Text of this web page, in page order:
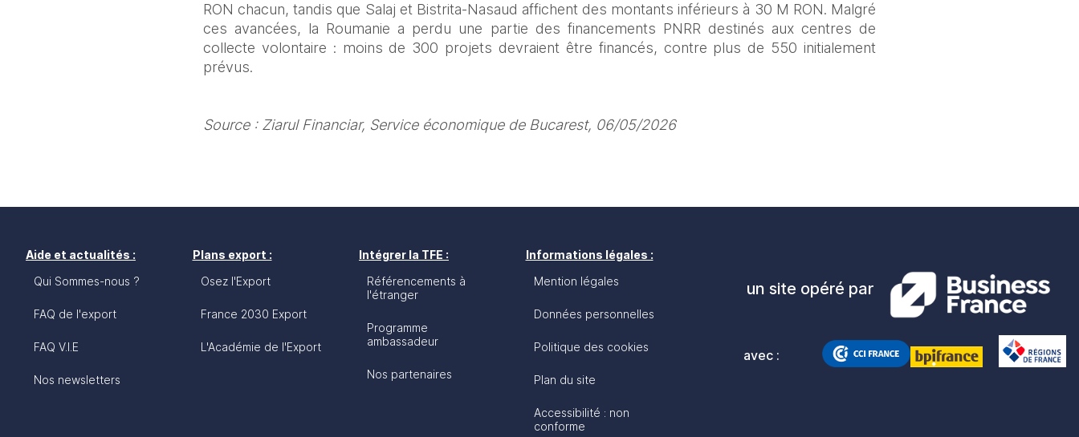
RON chacun, tandis que Salaj et Bistrita-Nasaud affichent des montants inférieurs à 30 M RON. Malgré
ces avancées, la Roumanie a perdu une partie des financements PNRR destinés aux centres de
collecte volontaire : moins de 300 projets devraient être financés, contre plus de 550 initialement
prévus.
Source : Ziarul Financiar, Service économique de Bucarest, 06/05/2026
Aide et actualités :
Qui Sommes-nous ?
FAQ de l'export
FAQ V.I.E
Nos newsletters
Plans export :
Osez l'Export
France 2030 Export
L'Académie de l'Export
Intégrer la TFE :
Référencements à
l'étranger
Programme
ambassadeur
Nos partenaires
Informations légales :
Mention légales
Données personnelles
Politique des cookies
Plan du site
Accessibilité : non
conforme
un site opéré par
avec :